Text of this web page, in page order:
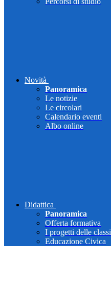
Novità
Panoramica
Le notizie
Le circolari
Calendario eventi
Albo online
Didattica
Panoramica
Offerta formativa
I progetti delle classi
Educazione Civica